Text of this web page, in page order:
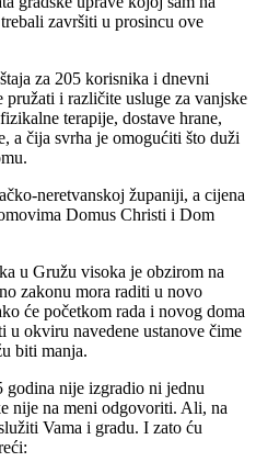
završiti u prosincu ove
za 205 korisnika i dnevni
i različite usluge za vanjske
terapije, dostave hrane,
a čija svrha je omogućiti što duži
neretvanskoj županiji, a cijena
Domus Christi i Dom
u Gružu visoka je obzirom na
zakonu mora raditi u novo
će početkom rada i novog doma
okviru navedene ustanove čime
biti manja.
godina nije izgradio ni jednu
nije na meni odgovoriti. Ali, na
Vama i gradu. I zato ću